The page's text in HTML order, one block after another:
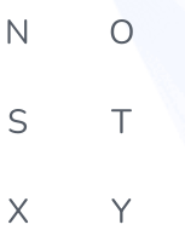
N
O
S
T
X
Y